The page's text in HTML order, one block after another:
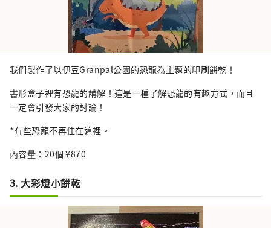
我們製作了以伊豆Granpal公園的恐龍為主題的印刷餅乾！
書形盒子裡有恐龍的講解！這是一種了解恐龍的有趣方式，而且
一定會引發大家的討論！
*有些恐龍不再住在這裡。
內容量：20個 ¥870
3. 大彩燈小餅乾